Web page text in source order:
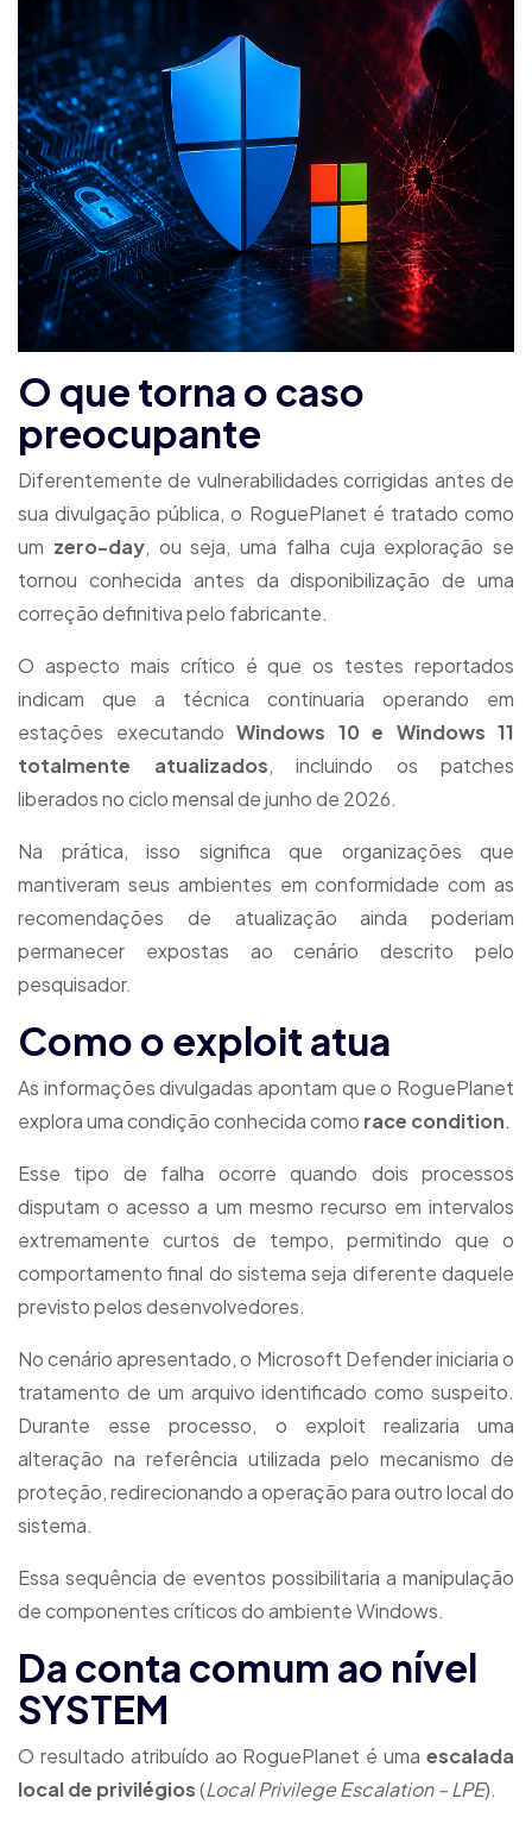
O que torna o caso
preocupante
Diferentemente de vulnerabilidades corrigidas antes de
sua divulgação pública, o RoguePlanet é tratado como
um zero-day, ou seja, uma falha cuja exploração se
tornou conhecida antes da disponibilização de uma
correção definitiva pelo fabricante.
O aspecto mais crítico é que os testes reportados
indicam que a técnica continuaria operando em
estações executando Windows 10 e Windows 11
totalmente atualizados, incluindo os patches
liberados no ciclo mensal de junho de 2026.
Na prática, isso significa que organizações que
mantiveram seus ambientes em conformidade com as
recomendações de atualização ainda poderiam
permanecer expostas ao cenário descrito pelo
pesquisador.
Como o exploit atua
As informações divulgadas apontam que o RoguePlanet
explora uma condição conhecida como race condition.
Esse tipo de falha ocorre quando dois processos
disputam o acesso a um mesmo recurso em intervalos
extremamente curtos de tempo, permitindo que o
comportamento final do sistema seja diferente daquele
previsto pelos desenvolvedores.
No cenário apresentado, o Microsoft Defender iniciaria o
tratamento de um arquivo identificado como suspeito.
Durante esse processo, o exploit realizaria uma
alteração na referência utilizada pelo mecanismo de
proteção, redirecionando a operação para outro local do
sistema.
Essa sequência de eventos possibilitaria a manipulação
de componentes críticos do ambiente Windows.
Da conta comum ao nível
SYSTEM
O resultado atribuído ao RoguePlanet é uma escalada
local de privilégios(Local Privilege Escalation – LPE).